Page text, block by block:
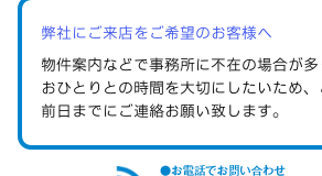
弊社にご来店をご希望のお客様へ
物件案内などで事務所に不在の場合が
おひとりとの時間を大切にしたいため
前日までにご連絡お願い致します。